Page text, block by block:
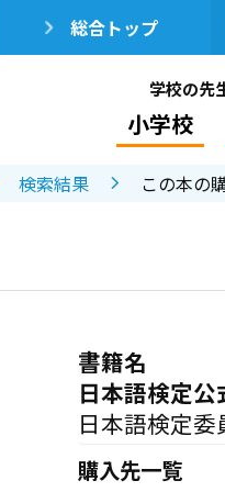
総合トップ
学校の先
小学校
検索結果 この本の
書籍名
日本語検定
日本語検定委
購入先一覧